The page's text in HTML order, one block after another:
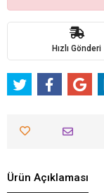
Hızlı Gönderi
Ürün Açıklaması